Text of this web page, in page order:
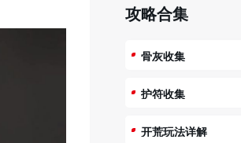
攻略合集
骨灰收集
护符收集
开荒玩法详解